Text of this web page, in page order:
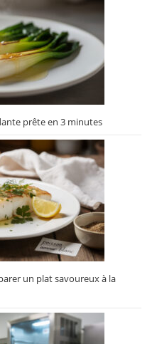
prête en 3 minutes
un plat savoureux à la